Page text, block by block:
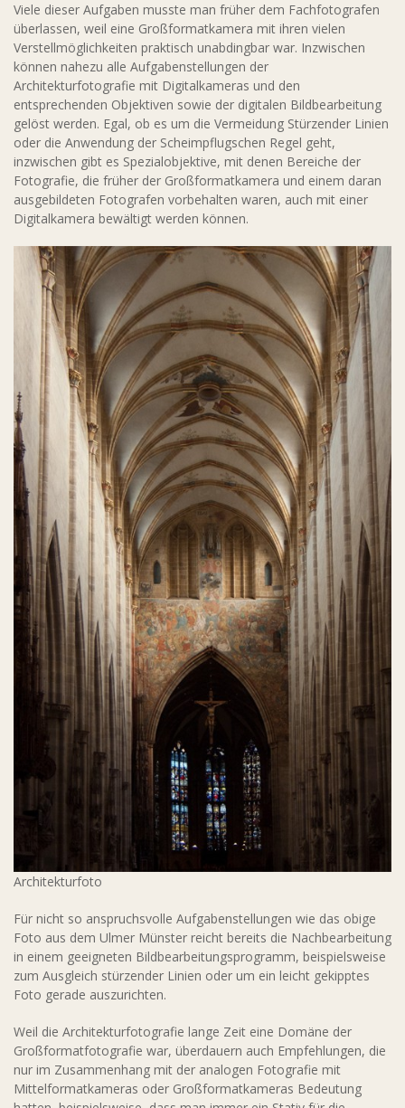
Viele dieser Aufgaben musste man früher dem Fachfotografen
überlassen, weil eine Großformatkamera mit ihren vielen
Verstellmöglichkeiten praktisch unabdingbar war. Inzwischen
können nahezu alle Aufgabenstellungen der
Architekturfotografie mit Digitalkameras und den
entsprechenden Objektiven sowie der digitalen Bildbearbeitung
gelöst werden. Egal, ob es um die Vermeidung Stürzender Linien
oder die Anwendung der Scheimpflugschen Regel geht,
inzwischen gibt es Spezialobjektive, mit denen Bereiche der
Fotografie, die früher der Großformatkamera und einem daran
ausgebildeten Fotografen vorbehalten waren, auch mit einer
Digitalkamera bewältigt werden können.
Architekturfoto
Für nicht so anspruchsvolle Aufgabenstellungen wie das obige
Foto aus dem Ulmer Münster reicht bereits die Nachbearbeitung
in einem geeigneten Bildbearbeitungsprogramm, beispielsweise
zum Ausgleich stürzender Linien oder um ein leicht gekipptes
Foto gerade auszurichten.
Weil die Architekturfotografie lange Zeit eine Domäne der
Großformatfotografie war, überdauern auch Empfehlungen, die
nur im Zusammenhang mit der analogen Fotografie mit
Mittelformatkameras oder Großformatkameras Bedeutung